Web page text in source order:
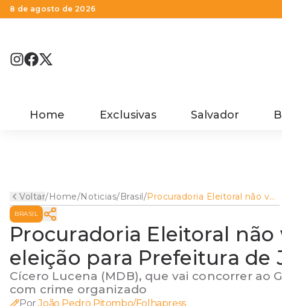
8 de agosto de 2026
Home Exclusivas Salvador
Voltar/Home/Noticias/Brasil/Procuradoria Eleitoral não vê
elo entre facções e eleição
Pessoa
BRASIL
Procuradoria Eleitoral
eleição para Prefeitura de
Cícero Lucena (MDB), que vai concorrer ao
com crime organizado
Por João Pedro Pitombo/Folhapress